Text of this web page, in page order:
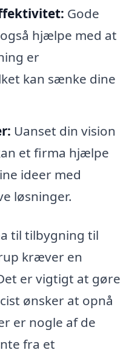
Gode
hjælpe med at
er
kan sænke dine
Uanset din vision
et firma hjælpe
ideer med
løsninger.
til tilbygning til
kræver en
er vigtigt at gøre
ønsker at opnå
er nogle af de
fra et